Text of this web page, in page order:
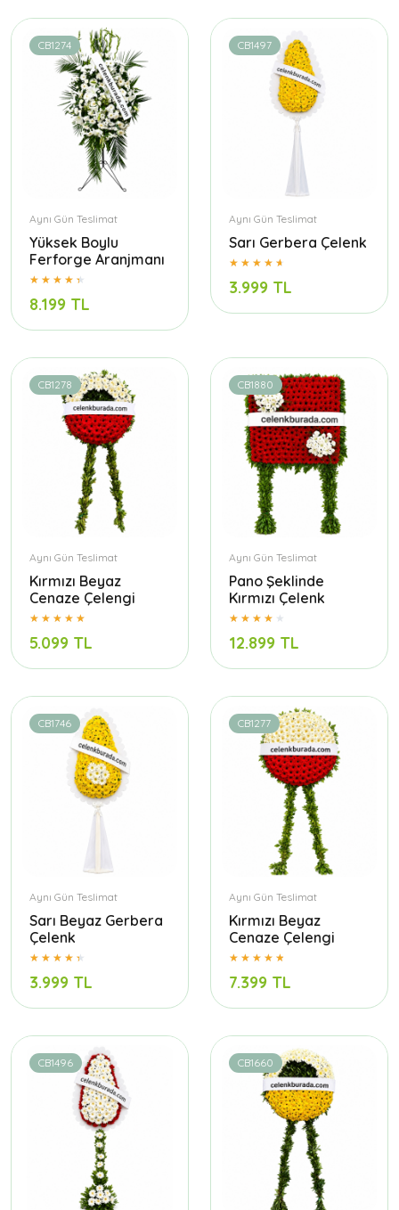
CB1274
Aynı Gün Teslimat
Yüksek Boylu
Ferforge Aranjmanı
8.199 TL
CB1497
Aynı Gün Teslimat
Sarı Gerbera Çelenk
3.999 TL
CB1278
Aynı Gün Teslimat
Kırmızı Beyaz
Cenaze Çelengi
5.099 TL
CB1880
Aynı Gün Teslimat
Pano Şeklinde
Kırmızı Çelenk
12.899 TL
CB1746
Aynı Gün Teslimat
Sarı Beyaz Gerbera
Çelenk
3.999 TL
CB1277
Aynı Gün Teslimat
Kırmızı Beyaz
Cenaze Çelengi
7.399 TL
CB1496 CB1660